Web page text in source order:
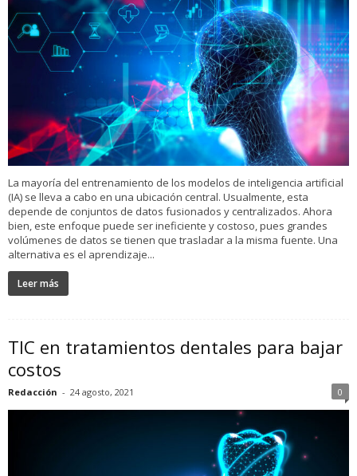
La mayoría del entrenamiento de los modelos de inteligencia artificial
(IA) se lleva a cabo en una ubicación central. Usualmente, esta
depende de conjuntos de datos fusionados y centralizados. Ahora
bien, este enfoque puede ser ineficiente y costoso, pues grandes
volúmenes de datos se tienen que trasladar a la misma fuente. Una
alternativa es el aprendizaje...
Leer más
TIC en tratamientos dentales para bajar
costos
Redacción - 24 agosto, 2021 0